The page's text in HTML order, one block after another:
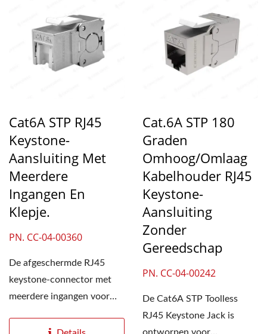
Cat6A STP RJ45
Keystone-
Aansluiting Met
Meerdere
Ingangen En
Klepje.
PN. CC-04-00360
De afgeschermde RJ45
keystone-connector met
meerdere ingangen voor
ondersteunt...
Cat.6A STP 180
Graden
Omhoog/omlaag
Kabelhouder RJ45
Keystone-
Aansluiting
Zonder
Gereedschap
PN. CC-04-00242
De Cat6A STP Toolless
RJ45 Keystone Jack is